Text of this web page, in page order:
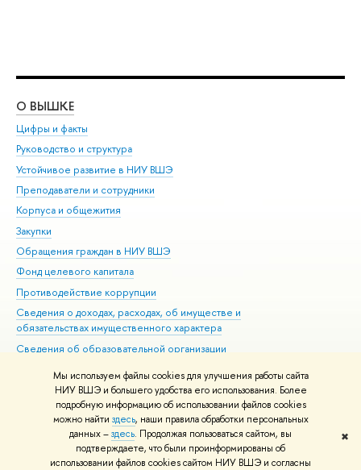
Мы используем файлы cookies для улучшения работы сайта
НИУ ВШЭ и большего удобства его использования. Более
подробную информацию об использовании файлов cookies
можно найти здесь, наши правила обработки персональных
данных –здесь. Продолжая пользоваться сайтом, вы
подтверждаете, что были проинформированы об
использовании файлов cookies сайтом НИУ ВШЭ и согласны
✖
О ВЫШКЕ
Цифры и факты
Руководство и структура
Устойчивое развитие в НИУ ВШЭ
Преподаватели и сотрудники
Корпуса и общежития
Закупки
Обращения граждан в НИУ ВШЭ
Фонд целевого капитала
Противодействие коррупции
Сведения о доходах, расходах, об имуществе и
обязательствах имущественного характера
Сведения об образовательной организации
Людям с ограниченными возможностями здоровья
Единая платежная страница
Работа в Вышке
© НИУ ВШЭ 1993–2026 Адреса и контакты Условия использования